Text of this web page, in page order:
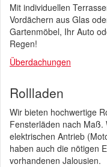
Mit individuellen
Vordächern aus Glas
Gartenmöbel, Ihr Auto
Regen!
Überdachungen
Rollladen
Wir bieten hochwertige
Fensterläden nach
elektrischen Antrieb
haben auch die nötigen
vorhandenen Jalousien.